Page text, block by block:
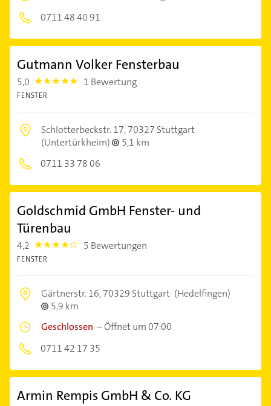
0711 48 40 91
Gutmann Volker Fensterbau
5,0 5.0 1 Bewertung
FENSTER
Schlotterbeckstr. 17,70327 Stuttgart
(Untertürkheim)
5,1 km
0711 33 78 06
Goldschmid GmbH Fenster- und
Türenbau
4,2 4.2000003 5 Bewertungen
FENSTER
Gärtnerstr. 16,70329 Stuttgart (Hedelfingen)
5,9 km
Geschlossen –Öffnet um 07:00
0711 42 17 35
Armin Rempis GmbH & Co. KG